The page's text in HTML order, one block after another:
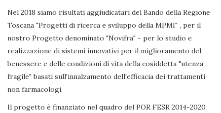
Nel 2018 siamo risultati aggiudicatari del Bando della Regione
Toscana "Progetti di ricerca e sviluppo della MPMI" , per il
nostro Progetto denominato "Novifra" - per lo studio e
realizzazione di sistemi innovativi per il miglioramento del
benessere e delle condizioni di vita della cosiddetta "utenza
fragile" basati sull'innalzamento dell'efficacia dei trattamenti
non farmacologi.
Il progetto è finanziato nel quadro del POR FESR 2014-2020